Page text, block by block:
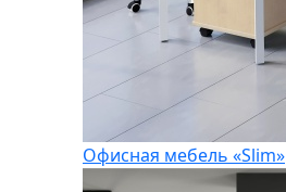
Офисная мебель «Slim»